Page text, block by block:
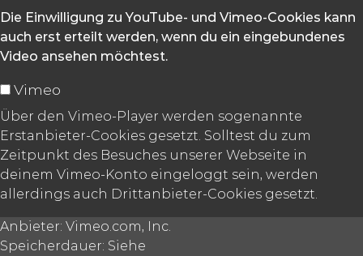
Die Einwilligung zu YouTube- und Vimeo-Cookies kann
auch erst erteilt werden, wenn du ein eingebundenes
Video ansehen möchtest.
Vimeo
Über den Vimeo-Player werden sogenannte
Erstanbieter-Cookies gesetzt. Solltest du zum
Zeitpunkt des Besuches unserer Webseite in
deinem Vimeo-Konto eingeloggt sein, werden
allerdings auch Drittanbieter-Cookies gesetzt.
Anbieter: Vimeo.com, Inc.
Speicherdauer: Siehe